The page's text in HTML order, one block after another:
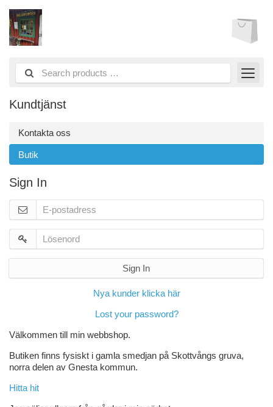
Kundtjänst
Kontakta oss
Butik
Sign In
Sign In
Nya kunder klicka här
Lost your password?
Välkommen till min webbshop.
Butiken finns fysiskt i gamla smedjan på Skottvångs gruva,
norra delen av Gnesta kommun.
Hitta hit